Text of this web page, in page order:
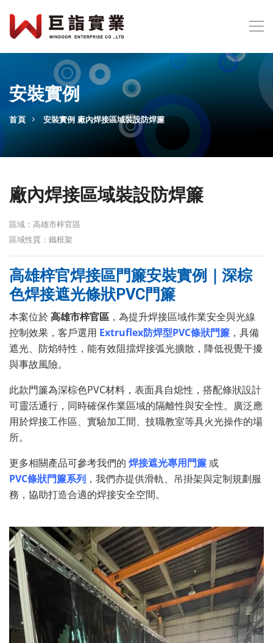
安裝實例
首頁 安裝實例 廠內焊接區域裝設防焊簾
廠內焊接區域裝設防焊簾
區域：高雄市梓官區
區域性質：鐵框架
高雄梓官焊接區門簾安裝實例｜深棕
色焊接遮光條狀PVC門簾
本案位於高雄市梓官區 ，為提升焊接區域作業安全與光線
控制效果，客戶選用 Extruflex防焊型PVC條狀門簾 ，具備
遮光、防焰特性，能有效阻擋焊接弧光擴散，降低視覺干擾
與事故風險。
此款門簾為深棕色PVC材料，表面具自熄性，搭配條狀設計
可靈活通行，同時確保作業區域的隔離性與安全性。廣泛應
用於焊接工作區、實驗加工間、技職教室等具火光操作的場
所。
更多相關產品可參考我們的 焊接遮光專用門簾或
PVC條狀門簾系列 ，我們亦提供滑軌、吊掛架與定制規劃服
務，協助打造合適的焊接安全空間。